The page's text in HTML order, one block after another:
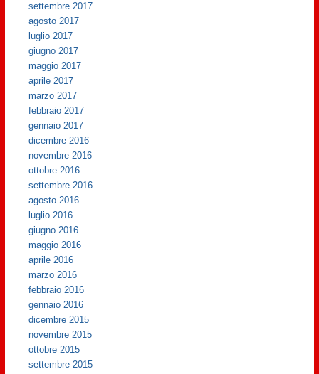
settembre 2017
agosto 2017
luglio 2017
giugno 2017
maggio 2017
aprile 2017
marzo 2017
febbraio 2017
gennaio 2017
dicembre 2016
novembre 2016
ottobre 2016
settembre 2016
agosto 2016
luglio 2016
giugno 2016
maggio 2016
aprile 2016
marzo 2016
febbraio 2016
gennaio 2016
dicembre 2015
novembre 2015
ottobre 2015
settembre 2015